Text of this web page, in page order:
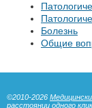
Болезнь
Общие
©2010-2026
расстоянии одного